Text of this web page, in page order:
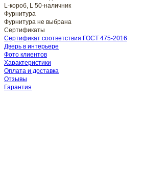
L-короб, L 50-наличник
Фурнитура
Фурнитура не выбрана
Сертификаты
Сертификат соответствия ГОСТ 475-2016
Дверь в интерьере
Фото клиентов
Характеристики
Оплата и доставка
Отзывы
Гарантия